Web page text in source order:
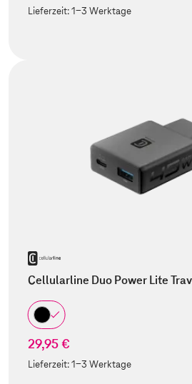
Lieferzeit:1-3 Werktage
Cellularline Duo Power Lite
29,95 €
Lieferzeit:1-3 Werktage